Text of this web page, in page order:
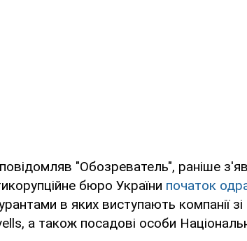
"Обозреватель", раніше
бюро України початок
в яких виступають компанії
а також посадові особи